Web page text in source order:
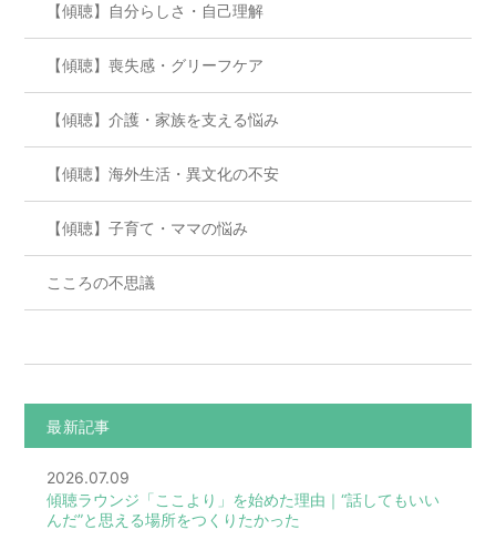
【傾聴】自分らしさ・自己理解
【傾聴】喪失感・グリーフケア
【傾聴】介護・家族を支える悩み
【傾聴】海外生活・異文化の不安
【傾聴】子育て・ママの悩み
こころの不思議
最新記事
2026.07.09
傾聴ラウンジ「ここより」を始めた理由｜“話してもいい
んだ”と思える場所をつくりたかった